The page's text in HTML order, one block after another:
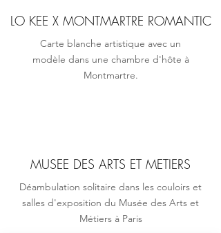
LO KEE X MONTMARTRE ROMANTIC
Carte blanche artistique avec un
modèle dans une chambre d'hôte à
Montmartre.
MUSEE DES ARTS ET METIERS
Déambulation solitaire dans les couloirs et
salles d'exposition du Musée des Arts et
Métiers à Paris